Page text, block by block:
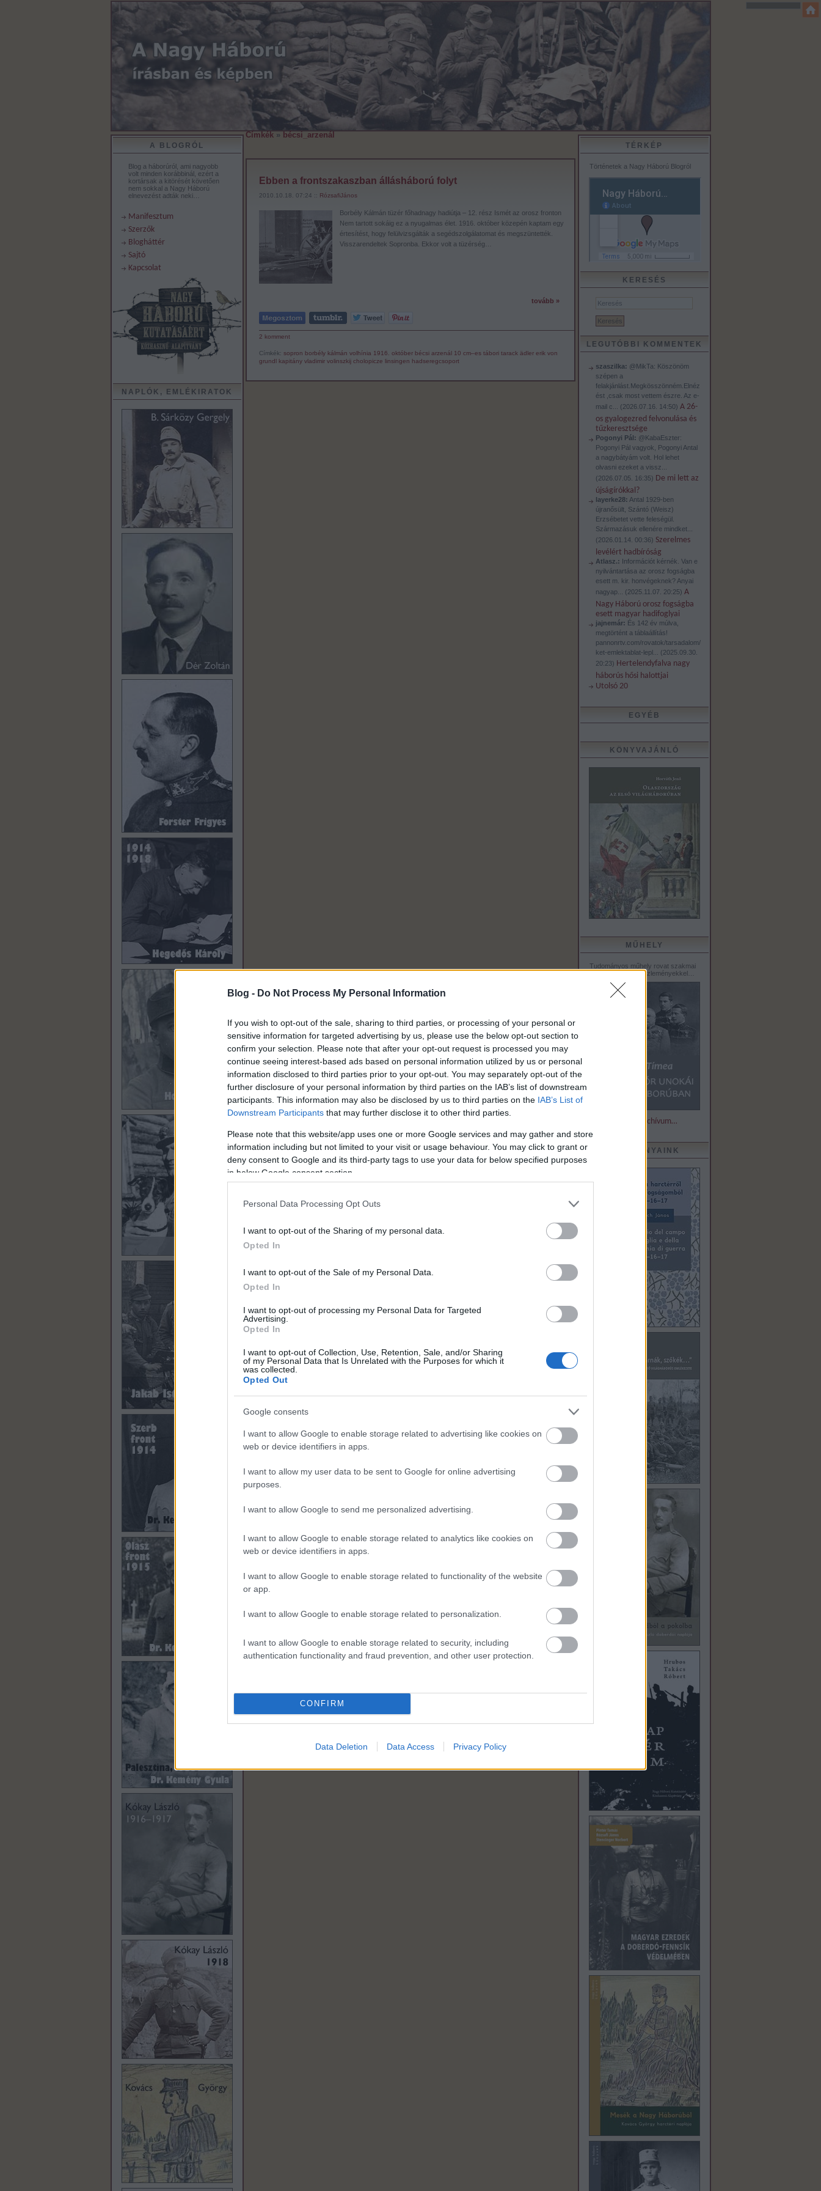
Blog - Do Not Process My Personal Information
If you wish to opt-out of the sale, sharing to third parties, or processing of your personal or
sensitive information for targeted advertising by us, please use the below opt-out section to
confirm your selection. Please note that after your opt-out request is processed you may
continue seeing interest-based ads based on personal information utilized by us or personal
information disclosed to third parties prior to your opt-out. You may separately opt-out of the
further disclosure of your personal information by third parties on the IAB’s list of downstream
participants. This information may also be disclosed by us to third parties on the IAB’s List of
Downstream Participants that may further disclose it to other third parties.
Please note that this website/app uses one or more Google services and may gather and store
information including but not limited to your visit or usage behaviour. You may click to grant or
deny consent to Google and its third-party tags to use your data for below specified purposes
in below Google consent section.
Personal Data Processing Opt Outs
I want to opt-out of the Sharing of my personal data.
Opted In
I want to opt-out of the Sale of my Personal Data.
Opted In
I want to opt-out of processing my Personal Data for Targeted
Advertising.
Opted In
I want to opt-out of Collection, Use, Retention, Sale, and/or Sharing
of my Personal Data that Is Unrelated with the Purposes for which it
was collected.
Opted Out
Google consents
I want to allow Google to enable storage related to advertising like cookies on
web or device identifiers in apps.
I want to allow my user data to be sent to Google for online advertising
purposes.
I want to allow Google to send me personalized advertising.
I want to allow Google to enable storage related to analytics like cookies on
web or device identifiers in apps.
I want to allow Google to enable storage related to functionality of the website
or app.
I want to allow Google to enable storage related to personalization.
I want to allow Google to enable storage related to security, including
authentication functionality and fraud prevention, and other user protection.
CONFIRM
Data Deletion Data Access Privacy Policy
A BLOGRÓL
Blog a háborúról, ami nagyobb
volt minden korábbinál, ezért a
kortársak a kitörését követően
nem sokkal a Nagy Háború
elnevezést adták neki…
Manifesztum
Szerzők
Blogháttér
Sajtó
Kapcsolat
NAPLÓK, EMLÉKIRATOK
Címkék» bécsi_arzenál
Ebben a frontszakaszban állásháború folyt
2010.10.18. 07:24 :: RózsafiJános
Borbély Kálmán tüzér főhadnagy hadiútja – 12. rész Ismét az orosz fronton
Nem tartott sokáig ez a nyugalmas élet. 1916. október közepén kaptam egy
értesítést, hogy felülvizsgálták a segédszolgálatomat és megszüntették.
Visszarendeltek Sopronba. Ekkor volt a tüzérség…
tovább »
2 komment
Címkék: sopron borbély kálmán volhínia 1916. október bécsi arzenál 10 cm–es tábori tarack ädler erik von
grundl kapitány vladimir volinszkij cholopicze linsingen hadseregcsoport
TÉRKÉP
Történetek a Nagy Háború Blogról
KERESÉS
LEGUTÓBBI KOMMENTEK
szaszilka: @MikTa: Köszönöm
szépen a
felakjánlást.Megkösszönném.Elnéz
ést ,csak most vettem észre. Az e-
mail c...
(2026.07.16. 14:50) A 26-
os gyalogezred felvonulása és
tűzkeresztsége
Pogonyi Pál: @KabaEszter:
Pogonyi Pál vagyok, Pogonyi Antal
a nagybátyám volt. Hol lehet
olvasni ezeket a vissz...
(2026.07.05. 16:35) De mi lett az
újságírókkal?
layerke28: Antal 1929-ben
újranősült, Szántó (Weisz)
Erzsébetet vette feleségül.
Származásuk ellenére mindket...
(2026.01.14. 00:36) Szerelmes
levélért hadbíróság
Atlasz.: Információt kérnék. Van e
nyilvántartása az orosz fogságba
esett m. kir. honvégeknek? Anyai
nagyap...
(2025.11.07. 20:25) A
Nagy Háború orosz fogságba
esett magyar hadifoglyai
jajnemár: És 142 év múlva,
megtörtént a táblaállítás!
pannonrtv.com/rovatok/tarsadalom/
ket-emlektablat-lepl...
(2025.09.30.
20:23) Hertelendyfalva nagy
háborús hősi halottjai
Utolsó 20
EGYÉB
KÖNYVAJÁNLÓ
MŰHELY
Tudományos műhely rovat szakmai
tanulmányokkal, közleményekkel…
Részletek és archívum…
KIADVÁNYAINK